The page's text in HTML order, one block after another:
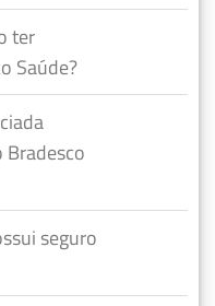
ter
Saúde?
Bradesco
seguro